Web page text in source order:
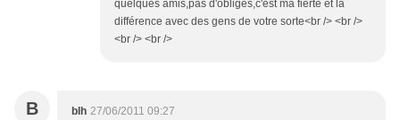
quelques amis,pas d'obligés,c'est ma fierté et la
différence avec des gens de votre sorte<br /> <br />
<br /> <br />
B blh 27/06/2011 09:27